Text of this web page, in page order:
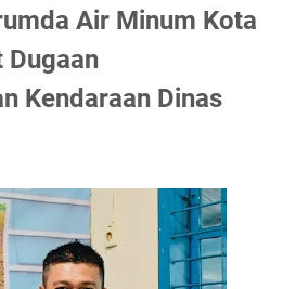
Air Minum Kota
Dugaan
Kendaraan Dinas